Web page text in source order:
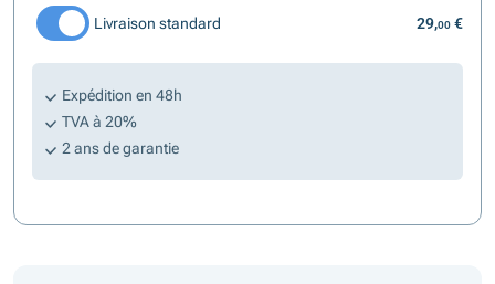
Livraison standard 29,00 €
Expédition en 48h
TVA à 20%
2 ans de garantie